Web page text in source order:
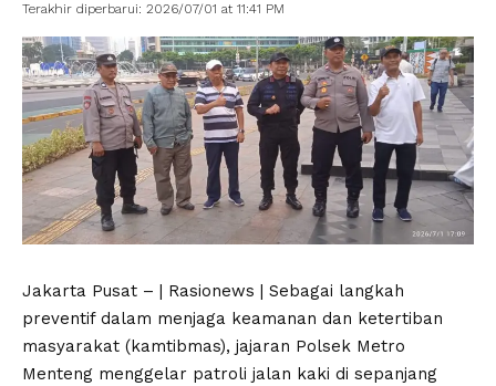
Terakhir diperbarui: 2026/07/01 at 11:41 PM
Jakarta Pusat – | Rasionews | Sebagai langkah
preventif dalam menjaga keamanan dan ketertiban
masyarakat (kamtibmas), jajaran Polsek Metro
Menteng menggelar patroli jalan kaki di sepanjang